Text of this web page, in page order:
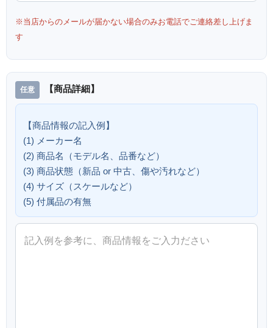
※当店からのメールが届かない場合のみお電話でご連絡差し上げま
す
【商品詳細】
【商品情報の記入例】
(1) メーカー名
(2) 商品名（モデル名、品番など）
(3) 商品状態（新品 or 中古、傷や汚れなど）
(4) サイズ（スケールなど）
(5) 付属品の有無